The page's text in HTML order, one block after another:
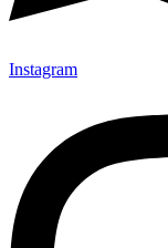
Instagram